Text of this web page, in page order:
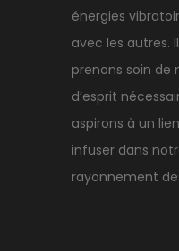
énergies
avec les autres.
prenons soin de
d’esprit
aspirons à un
infuser dans
rayonnement